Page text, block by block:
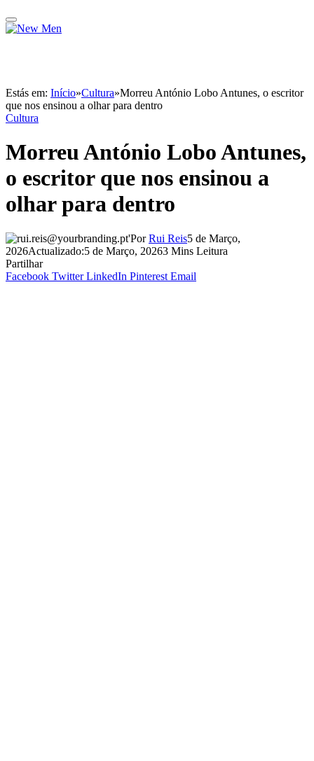
Estás em: Início»Cultura»Morreu António Lobo Antunes, o escritor
que nos ensinou a olhar para dentro
Cultura
Morreu António Lobo Antunes,
o escritor que nos ensinou a
olhar para dentro
Por Rui Reis5 de Março,
2026Actualizado:5 de Março, 20263 Mins Leitura
Partilhar
Facebook Twitter LinkedIn Pinterest Email